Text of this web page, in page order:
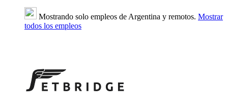
Mostrando solo empleos de Argentina y remotos. Mostrar
todos los empleos